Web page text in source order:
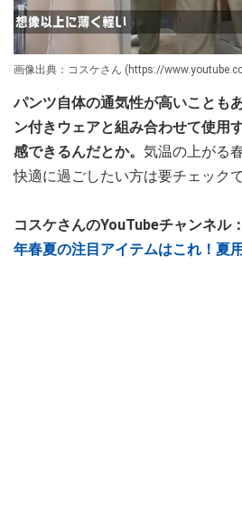
画像出典：コスケさん (https://
パンツ自体の通気性が高いことも
ン付きウェアと組み合わせて使用
感できるんだとか。 気温の上がる
快適に過ごしたい方は要チェックで
コスケさんのYouTubeチャンネル：
年春夏の注目アイテムはこれ！夏